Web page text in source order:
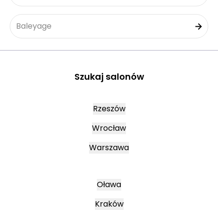
Baleyage
Szukaj salonów
Rzeszów
Wrocław
Warszawa
Oława
Kraków